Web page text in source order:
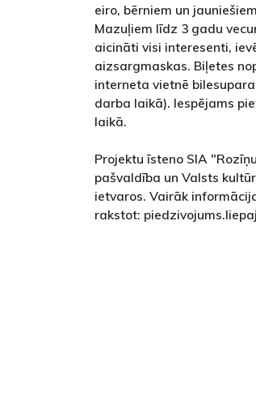
eiro, bērniem un
Mazuļiem līdz 3 gadu
aicināti visi interesenti,
aizsargmaskas. Biļetes
interneta vietnē
darba laikā). Iespējams
laikā.
Projektu īsteno SIA
pašvaldība un Valsts
ietvaros. Vairāk
rakstot: